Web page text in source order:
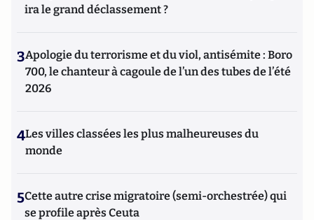
ira le grand déclassement ?
3Apologie du terrorisme et du viol, antisémite : Boro
700, le chanteur à cagoule de l’un des tubes de l’été
2026
4Les villes classées les plus malheureuses du
monde
5Cette autre crise migratoire (semi-orchestrée) qui
se profile après Ceuta